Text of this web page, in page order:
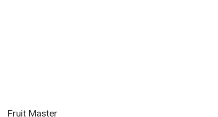
Fruit Master